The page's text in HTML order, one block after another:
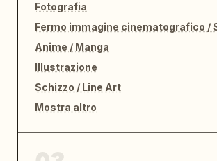
Fotografia
Anime / Manga
Illustrazione
Schizzo / Line Art
Mostra altro